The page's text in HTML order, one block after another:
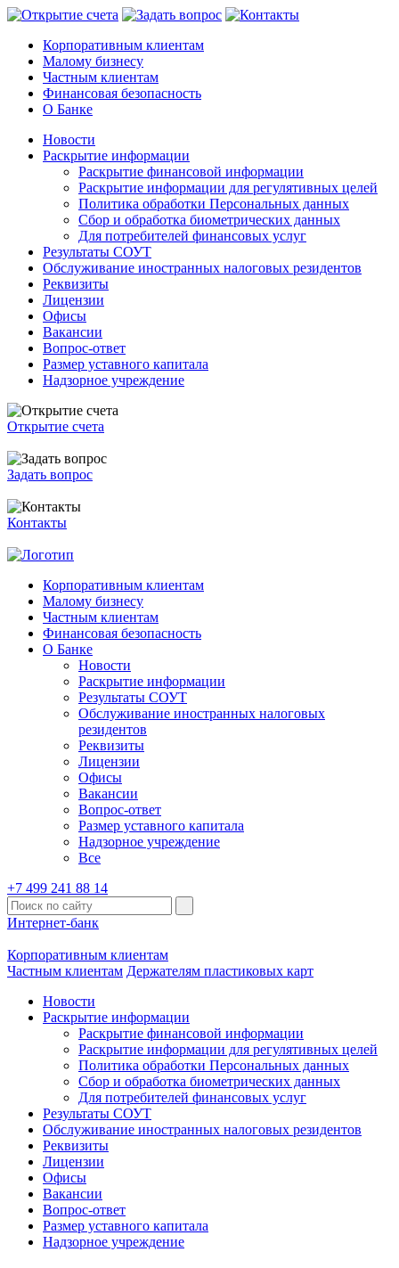
Корпоративным клиентам
Малому бизнесу
Частным клиентам
Финансовая безопасность
О Банке
Новости
Раскрытие информации
Раскрытие финансовой информации
Раскрытие информации для регулятивных целей
Политика обработки Персональных данных
Сбор и обработка биометрических данных
Для потребителей финансовых услуг
Результаты СОУТ
Обслуживание иностранных налоговых резидентов
Реквизиты
Лицензии
Офисы
Вакансии
Вопрос-ответ
Размер уставного капитала
Надзорное учреждение
Открытие счета
Задать вопрос
Контакты
Корпоративным клиентам
Малому бизнесу
Частным клиентам
Финансовая безопасность
О Банке
Новости
Раскрытие информации
Результаты СОУТ
Обслуживание иностранных налоговых
резидентов
Реквизиты
Лицензии
Офисы
Вакансии
Вопрос-ответ
Размер уставного капитала
Надзорное учреждение
Все
+7 499 241 88 14
Интернет-банк
Корпоративным клиентам
Частным клиентам Держателям пластиковых карт
Новости
Раскрытие информации
Раскрытие финансовой информации
Раскрытие информации для регулятивных целей
Политика обработки Персональных данных
Сбор и обработка биометрических данных
Для потребителей финансовых услуг
Результаты СОУТ
Обслуживание иностранных налоговых резидентов
Реквизиты
Лицензии
Офисы
Вакансии
Вопрос-ответ
Размер уставного капитала
Надзорное учреждение